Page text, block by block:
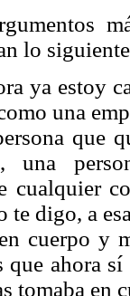
lo
ya estoy
una
que
una
cualquier
te digo, a
cuerpo y
que ahora
tomaba en